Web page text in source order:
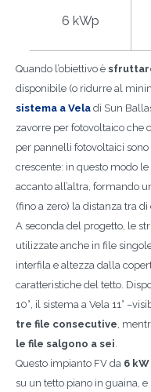
6 kWp
Quando l’obiettivo è
disponibile (o ridurre al
sistema a Vela di Sun
zavorre per fotovoltaico che
per pannelli fotovoltaici sono
crescente: in questo modo
accanto all’altra, formando
(fino a zero) la distanza tra di
A seconda del progetto, le
utilizzate anche in file
interfila e altezza dalla
caratteristiche del tetto.
10°, il sistema a Vela 11°
tre file consecutive,
le file salgono a sei.
Questo impianto FV da 6 kW
su un tetto piano in guaina,